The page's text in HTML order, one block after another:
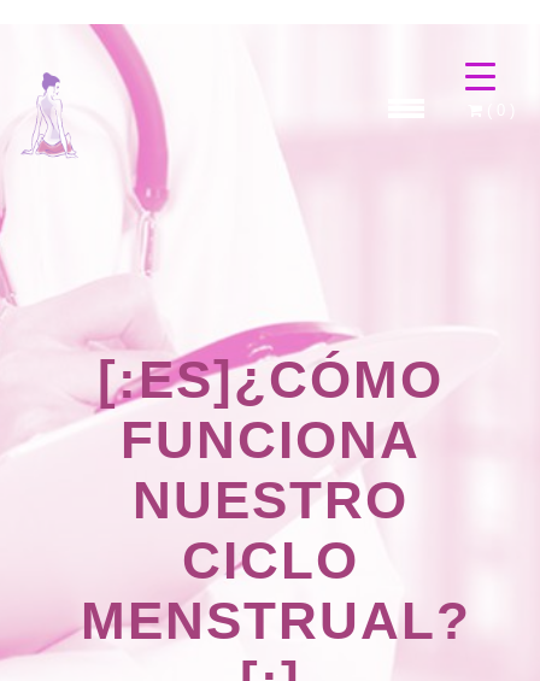
[:ES]¿CÓMO
FUNCIONA
NUESTRO
CICLO
MENSTRUAL?